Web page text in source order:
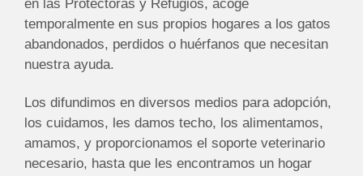
en las Protectoras y Refugios, acoge
temporalmente en sus propios hogares a los gatos
abandonados, perdidos o huérfanos que necesitan
nuestra ayuda.
Los difundimos en diversos medios para adopción,
los cuidamos, les damos techo, los alimentamos,
amamos, y proporcionamos el soporte veterinario
necesario, hasta que les encontramos un hogar